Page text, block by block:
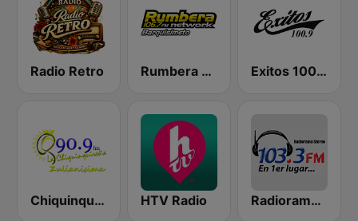
Radio Retro Rumbera 106.7 Exitos 100.9
Chiquinquireña HTV Radio Radiorama Stereo